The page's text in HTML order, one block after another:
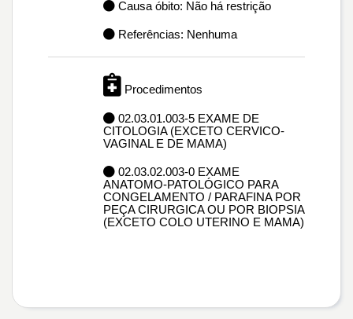
Causa óbito: Não há restrição
Referências: Nenhuma
Procedimentos
02.03.01.003-5 EXAME DE
CITOLOGIA (EXCETO CERVICO-
VAGINAL E DE MAMA)
02.03.02.003-0 EXAME
ANATOMO-PATOLÓGICO PARA
CONGELAMENTO / PARAFINA POR
PEÇA CIRURGICA OU POR BIOPSIA
(EXCETO COLO UTERINO E MAMA)